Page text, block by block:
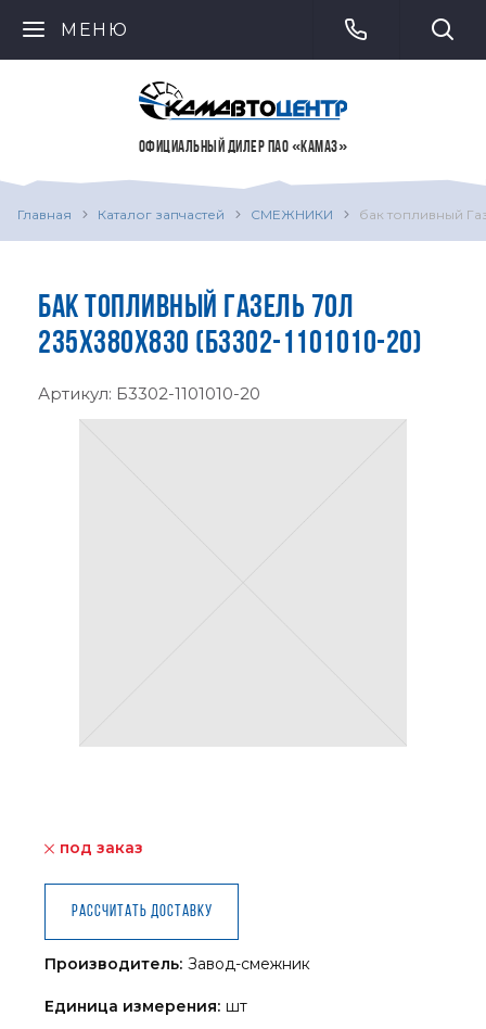
МЕНЮ
ОФИЦИАЛЬНЫЙ ДИЛЕР ПАО «КАМАЗ»
Главная Каталог запчастей СМЕЖНИКИ бак топливный
БАК ТОПЛИВНЫЙ ГАЗЕЛЬ 70Л
235Х380Х830 (Б3302-1101010-20)
Артикул: Б3302-1101010-20
под заказ
Рассчитать доставку
Производитель: Завод-смежник
Единица измерения: шт